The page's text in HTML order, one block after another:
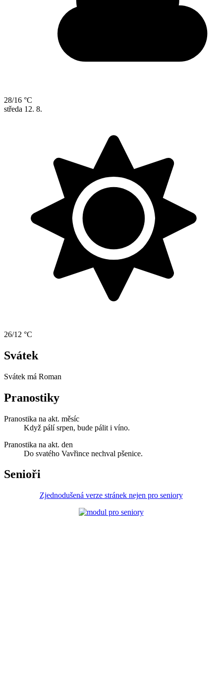
28/16 °C
středa 12. 8.
26/12 °C
Svátek
Svátek má Roman
Pranostiky
Pranostika na akt. měsíc
Když pálí srpen, bude pálit i víno.
Pranostika na akt. den
Do svatého Vavřince nechval pšenice.
Senioři
Zjednodušená verze stránek nejen pro seniory